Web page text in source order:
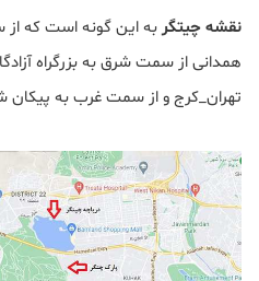
نقشه چیتگربه این گونه است که
همدانی از سمت شرق به بزرگراه
تهران_کرج و از سمت غرب به